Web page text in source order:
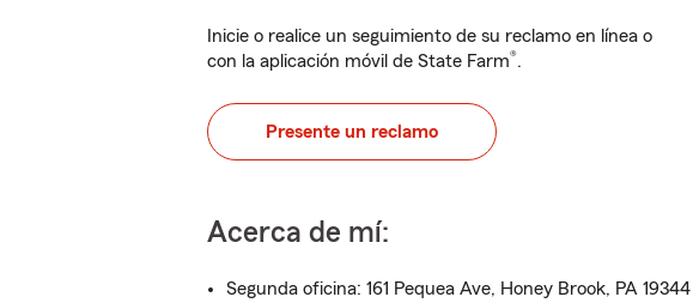
Inicie o realice un seguimiento de su reclamo en línea o
con la aplicación móvil de State Farm®.
Presente un reclamo
Acerca de mí:
Segunda oficina: 161 Pequea Ave, Honey Brook, PA 19344